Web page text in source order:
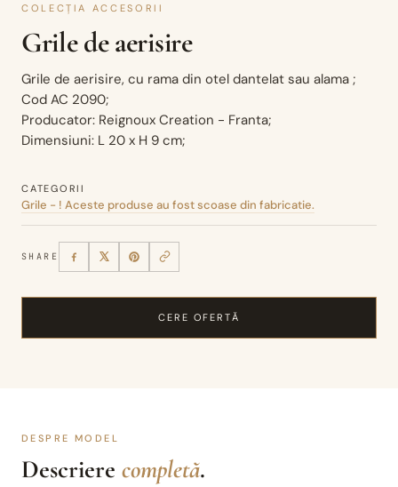
COLECȚIA ACCESORII
Grile de aerisire
Grile de aerisire, cu rama din otel dantelat sau alama ;
Cod AC 2090;
Producator: Reignoux Creation - Franta;
Dimensiuni: L 20 x H 9 cm;
CATEGORII
Grile - ! Aceste produse au fost scoase din fabricatie.
SHARE
CERE OFERTĂ
DESPRE MODEL
Descriere completă.